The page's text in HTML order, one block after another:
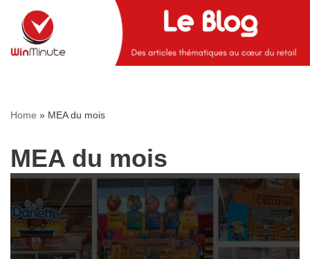
Skip
to
Home » MEA du mois
MEA du mois